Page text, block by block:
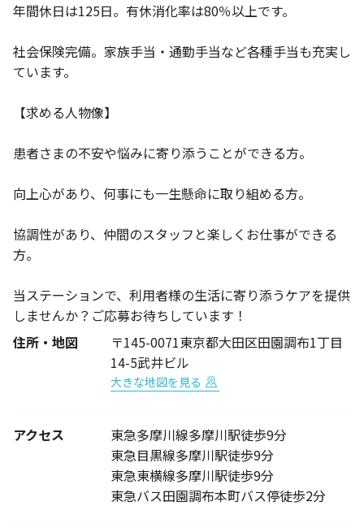
年間休日は125日。有休消化率は80％以上です。
社会保険完備。家族手当・通勤手当など各種手当も充実し
ています。
【求める人物像】
患者さまの不安や悩みに寄り添うことができる方。
向上心があり、何事にも一生懸命に取り組める方。
協調性があり、仲間のスタッフと楽しくお仕事ができる
方。
当ステーションで、利用者様の生活に寄り添うケアを提供
しませんか？ご応募お待ちしています！
住所・地図
〒145-0071東京都大田区田園調布1丁目
14-5武井ビル
大きな地図を見る
アクセス
東急多摩川線多摩川駅徒歩9分
東急目黒線多摩川駅徒歩9分
東急東横線多摩川駅徒歩9分
東急バス田園調布本町バス停徒歩2分